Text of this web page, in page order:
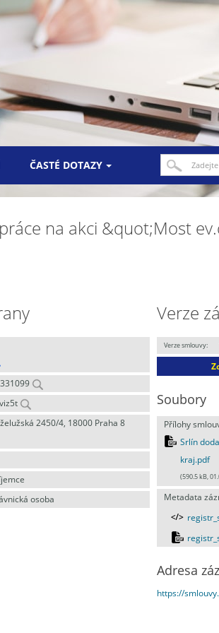
ČASTÉ DOTAZY
na akci &quot;Most
2450/4, 18000 Praha 8
osoba
Verze
Verze smlouvy:
Soubory
Přílohy
Srlín
kraj.pdf
(590.5 kB,
Metadata
Adresa
https://